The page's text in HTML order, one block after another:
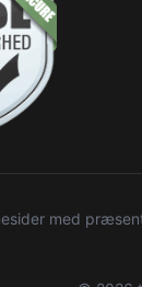
med